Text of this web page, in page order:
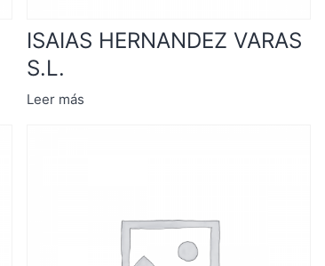
ISAIAS HERNANDEZ VARAS
S.L.
Leer más